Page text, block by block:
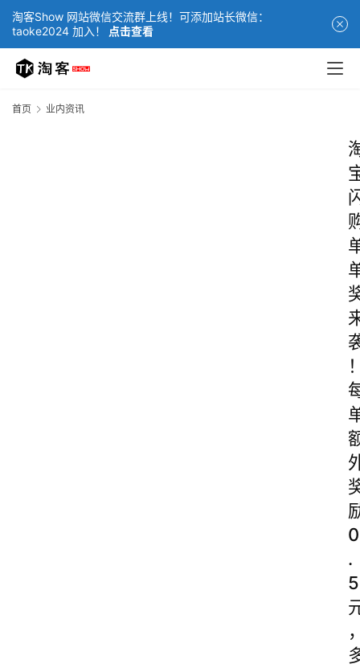
淘客Show 网站微信交流群上线！可添加站长微信：
taoke2024 加入！
点击查看
首页 业内资讯
0
.
5